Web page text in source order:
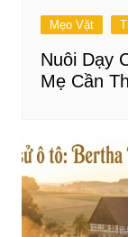
Mẹo Vặt
Nuôi Dạy
Mẹ Cần